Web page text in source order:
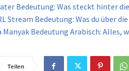
Bedeutung: Was steckt hinter
Stream Bedeutung: Was du über
Manyak Bedeutung Arabisch: Alles,
Teilen